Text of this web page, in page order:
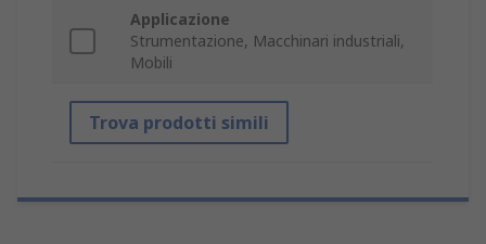
Applicazione
Strumentazione, Macchinari industriali,
Mobili
Trova prodotti simili